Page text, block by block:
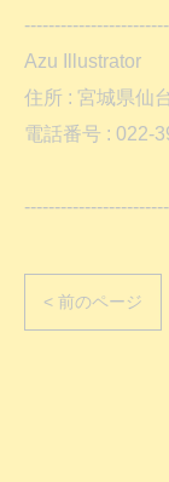
Azu Illustrator
住所 : 宮城県仙
電話番号 : 022-
< 前のページ